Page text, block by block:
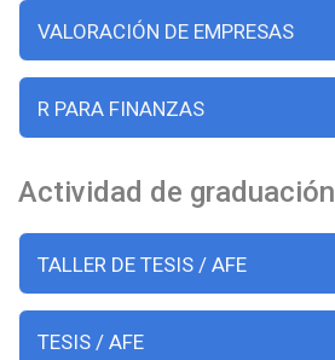
VALORACIÓN DE EMPRESAS
R PARA FINANZAS
Actividad de graduación
TALLER DE TESIS / AFE
TESIS / AFE